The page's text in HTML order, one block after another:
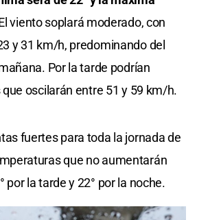
viento soplará moderado, con
y 31 km/h, predominando del
Por la tarde podrían
oscilarán entre 51 y 59 km/h.
fuertes para toda la jornada de
que no aumentarán
por la tarde y 22° por la noche.